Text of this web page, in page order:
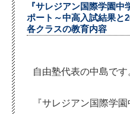
『サレジアン国際学園
ポート～中高入試結果と
各クラスの教育内容
自由塾代表の中島です
『サレジアン国際学